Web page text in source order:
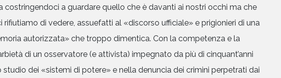
costringendoci a guardare quello che è davanti ai nostri occhi ma che
rifiutiamo di vedere, assuefatti al «discorso ufficiale» e prigionieri di una
autorizzata» che troppo dimentica. Con la competenza e la
di un osservatore (e attivista) impegnato da più di cinquant’anni
studio dei «sistemi di potere» e nella denuncia dei crimini perpetrati dai